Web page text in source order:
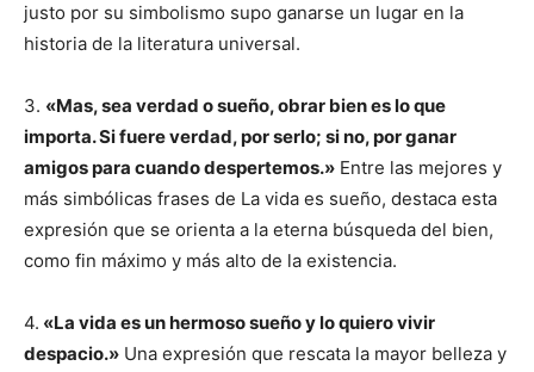
justo por su simbolismo supo ganarse un lugar en la
historia de la literatura universal.
3. «Mas, sea verdad o sueño, obrar bien es lo que
importa. Si fuere verdad, por serlo; si no, por ganar
amigos para cuando despertemos.» Entre las mejores y
más simbólicas frases de La vida es sueño, destaca esta
expresión que se orienta a la eterna búsqueda del bien,
como fin máximo y más alto de la existencia.
4. «La vida es un hermoso sueño y lo quiero vivir
despacio.» Una expresión que rescata la mayor belleza y